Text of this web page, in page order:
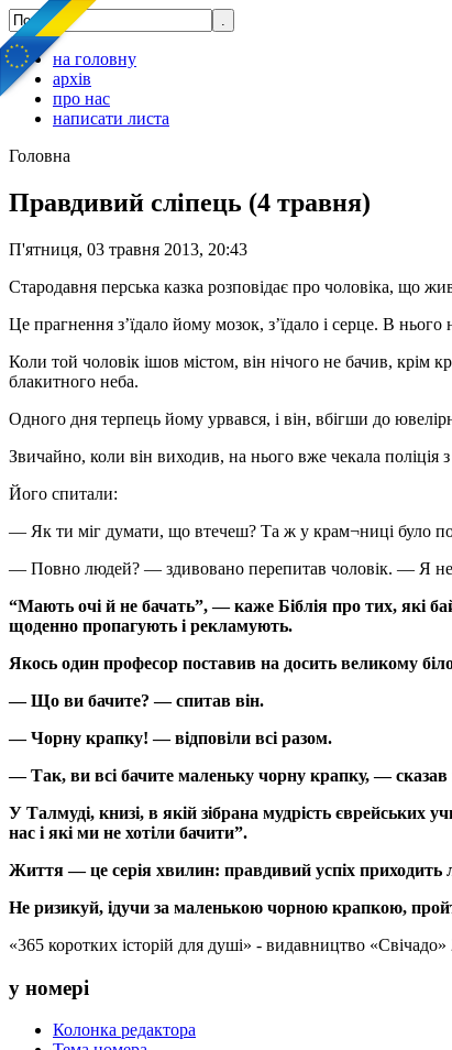
на головну
архів
про нас
написати листа
Головна
Правдивий сліпець (4 травня)
П'ятниця, 03 травня 2013, 20:43
Стародавня перська казка розповідає про чоловіка, що
Це прагнення з’їдало йому мозок, з’їдало і серце. В
Коли той чоловік ішов містом, він нічого не бачив, крім
блакитного неба.
Одного дня терпець йому урвався, і він, вбігши до
Звичайно, коли він виходив, на нього вже чекала поліція
Його спитали:
— Як ти міг думати, що втечеш? Та ж у крам¬ниці було
— Повно людей? — здивовано перепитав чоловік. — Я не
“Мають очі й не бачать”, — каже Біблія про тих, які
щоденно пропагують і рекламують.
Якось один професор поставив на досить великому
— Що ви бачите? — спитав він.
— Чорну крапку! — відповіли всі разом.
— Так, ви всі бачите маленьку чорну крапку, —
У Талмуді, книзі, в якій зібрана мудрість єврейських
нас і які ми не хотіли бачити”.
Життя — це серія хвилин: правдивий успіх
Не ризикуй, ідучи за маленькою чорною крапкою,
«365 коротких історій для душі» - видавництво
у номері
Колонка редактора